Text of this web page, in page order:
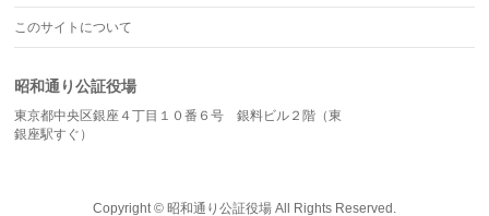
このサイトについて
昭和通り公証役場
東京都中央区銀座４丁目１０番６号 銀料ビル２階（東
銀座駅すぐ）
Copyright © 昭和通り公証役場All Rights Reserved.